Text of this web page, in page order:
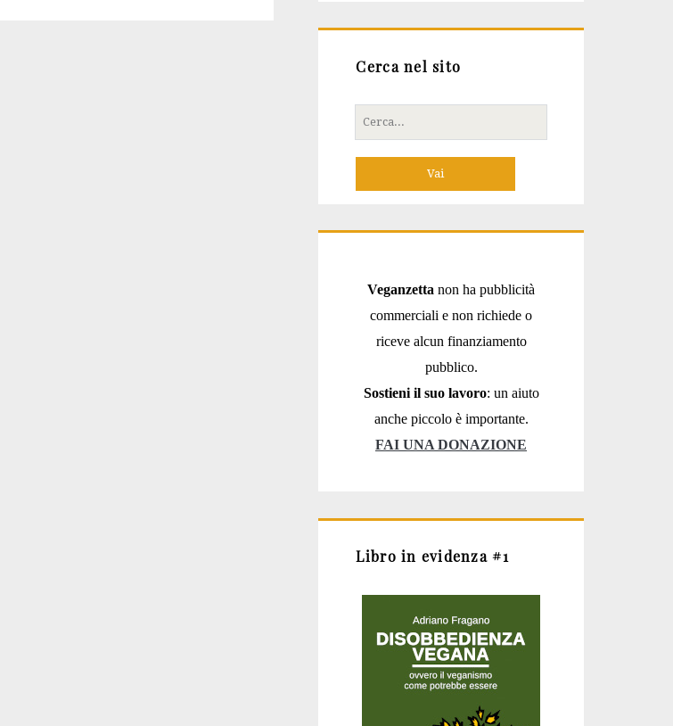
Cerca nel sito
Cerca
per:
Veganzetta non ha pubblicità
commerciali e non richiede o
riceve alcun finanziamento
pubblico.
Sostieni il suo lavoro: un aiuto
anche piccolo è importante.
FAI UNA DONAZIONE
Libro in evidenza #1